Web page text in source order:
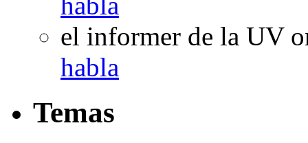
el informer de la UV
habla
Temas